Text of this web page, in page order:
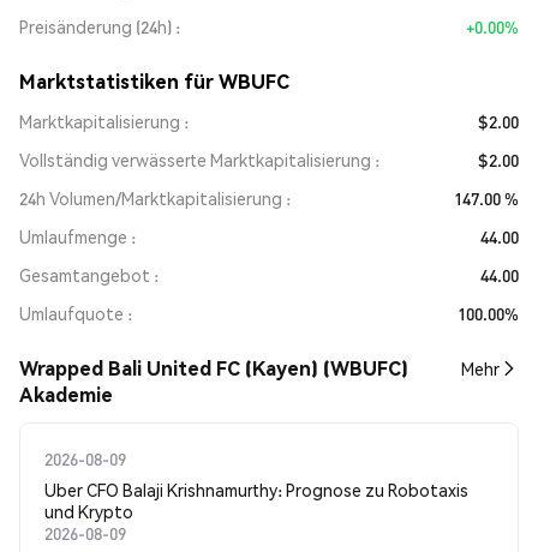
Preisänderung (24h)
+0.00%
Marktstatistiken für WBUFC
Marktkapitalisierung
$2.00
Vollständig verwässerte Marktkapitalisierung
$2.00
24h Volumen/Marktkapitalisierung
147.00 %
Umlaufmenge
44.00
Gesamtangebot
44.00
Umlaufquote
100.00%
Wrapped Bali United FC (Kayen) (WBUFC)
Akademie
Mehr
2026-08-09
Uber CFO Balaji Krishnamurthy: Prognose zu Robotaxis
und Krypto
2026-08-09